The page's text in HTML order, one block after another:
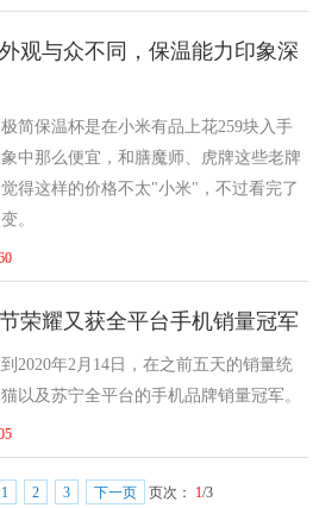
观与众不同，保温能力印象深
简保温杯是在小米有品上花259块入手
中那么便宜，和膳魔师、虎牌这些老牌
得这样的价格不太"小米"，不过看完了
。
荣耀又获全平台手机销量冠军
2020年2月14日，在之前五天的销量统
以及苏宁全平台的手机品牌销量冠军。
1 2 3 下一页 页次： 1/3